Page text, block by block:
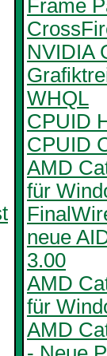
Frame
NVIDIA
WHQL
CPUID
CPUID
AMD
für
neue
3.00
AMD
für
AMD